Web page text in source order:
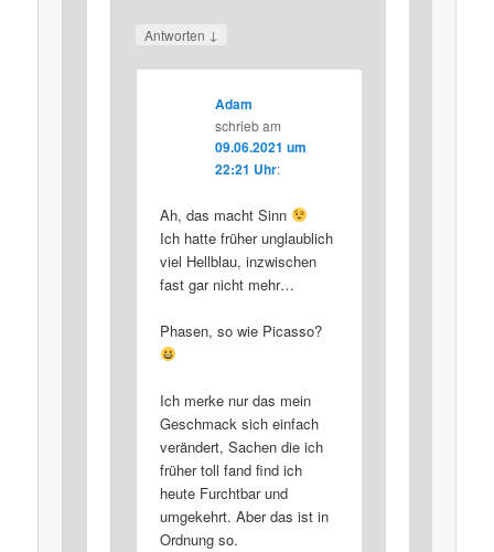
Antworten ↓
Adam
schriebam
09.06.2021 um
22:21 Uhr:
Ah, das macht Sinn
Ich hatte früher unglaublich
viel Hellblau, inzwischen
fast gar nicht mehr…
Phasen, so wie Picasso?
Ich merke nur das mein
Geschmack sich einfach
verändert, Sachen die ich
früher toll fand find ich
heute Furchtbar und
umgekehrt. Aber das ist in
Ordnung so.